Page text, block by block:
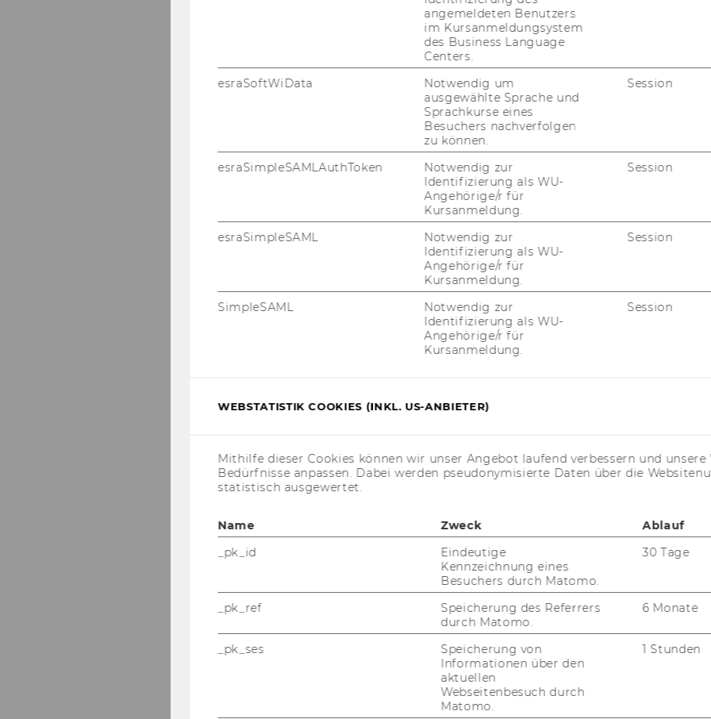
angemeldeten Benutzers
im Kursanmeldungsystem
des Business Language
Centers.
esraSoftWiData
Notwendig um
ausgewählte Sprache und
Sprachkurse eines
Besuchers nachverfolgen
zu können.
Session
esraSimpleSAMLAuthToken
Notwendig zur
Identifizierung als WU-
Angehörige/r für
Kursanmeldung.
Session
esraSimpleSAML
Notwendig zur
Identifizierung als WU-
Angehörige/r für
Kursanmeldung.
Session
SimpleSAML
Notwendig zur
Identifizierung als WU-
Angehörige/r für
Kursanmeldung.
Session
WEBSTATISTIK COOKIES (INKL. US-ANBIETER)
Mithilfe dieser Cookies können wir unser Angebot laufend verbessern und unsere
Bedürfnisse anpassen. Dabei werden pseudonymisierte Daten über die
statistisch ausgewertet.
Name Zweck Ablauf
_pk_id
Eindeutige
Kennzeichnung eines
Besuchers durch Matomo.
30 Tage
_pk_ref
Speicherung des Referrers
durch Matomo.
6 Monate
_pk_ses
Speicherung von
Informationen über den
aktuellen
Webseitenbesuch durch
Matomo.
1 Stunden